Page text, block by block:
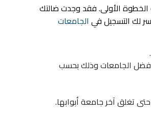
الأولى. فقد وجدت ضالتك
لك التسجيل في الجامعات
الجامعات وذلك بحسب
تغلق آخر جامعة أبوابها.